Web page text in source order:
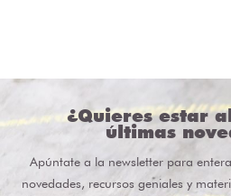
¿Quieres estar
últimas
Apúntate a la newsletter para
novedades, recursos geniales y